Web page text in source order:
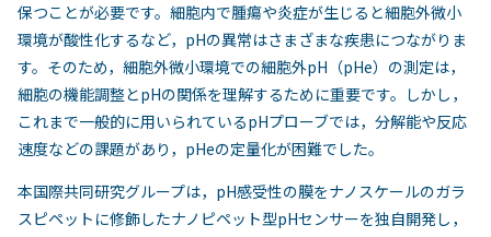
保つことが必要です。細胞内で腫瘍や炎症が生じると細胞外微小
環境が酸性化するなど，pHの異常はさまざまな疾患につながりま
す。そのため，細胞外微小環境での細胞外pH（pHe）の測定は，
細胞の機能調整とpHの関係を理解するために重要です。しかし，
これまで一般的に用いられているpHプローブでは，分解能や反応
速度などの課題があり，pHeの定量化が困難でした。
本国際共同研究グループは，pH感受性の膜をナノスケールのガラ
スピペットに修飾したナノピペット型pHセンサーを独自開発し，